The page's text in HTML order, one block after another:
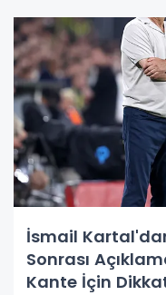
İsmail
Sonrası
Kante İçin